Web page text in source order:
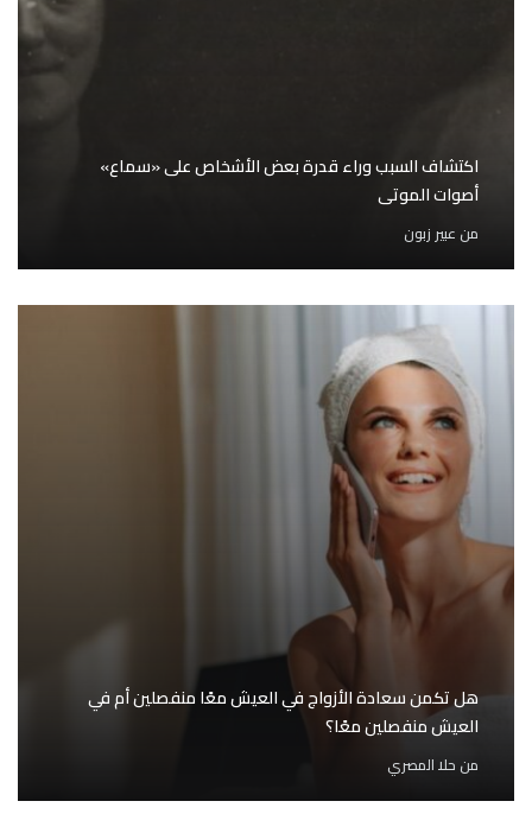
اكتشاف السبب وراء قدرة بعض الأشخاص على «سماع»
أصوات الموتى
من عبير زبون
هل تكمن سعادة الأزواج في العيش معًا منفصلين أم في
العيش منفصلين معًا؟
من حلا المصري